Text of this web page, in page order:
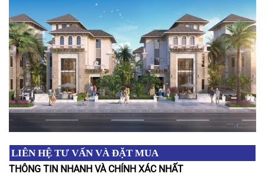
LIÊN HỆ TƯ VẤN VÀ ĐẶT MUA
THÔNG TIN NHANH VÀ CHÍNH XÁC NHẤT